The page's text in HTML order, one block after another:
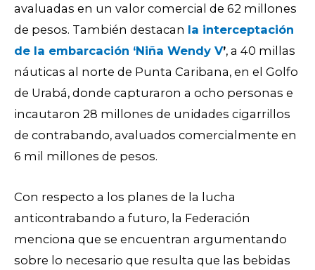
avaluadas en un valor comercial de 62 millones
de pesos. También destacan la interceptación
de la embarcación ‘Niña Wendy V’, a 40 millas
náuticas al norte de Punta Caribana, en el Golfo
de Urabá, donde capturaron a ocho personas e
incautaron 28 millones de unidades cigarrillos
de contrabando, avaluados comercialmente en
6 mil millones de pesos.
Con respecto a los planes de la lucha
anticontrabando a futuro, la Federación
menciona que se encuentran argumentando
sobre lo necesario que resulta que las bebidas